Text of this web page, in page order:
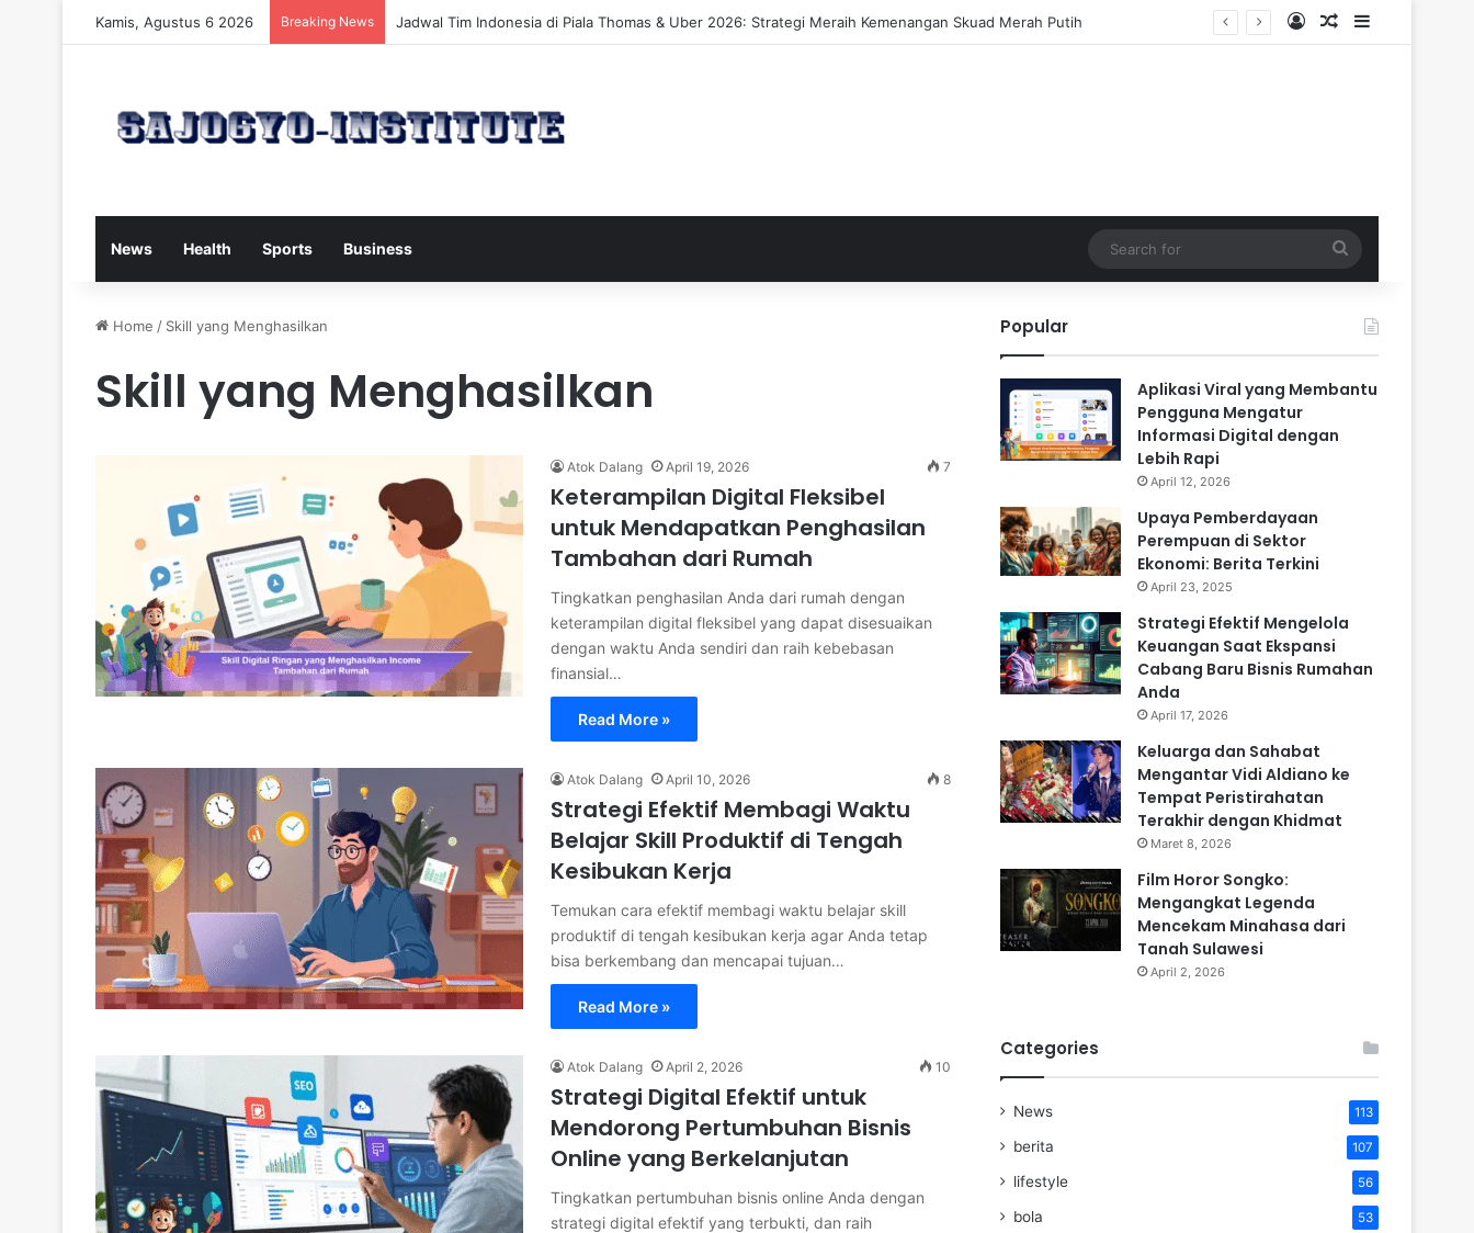
Kamis, Agustus 6 2026 Breaking News Ancol Rencanakan Perluasan Lahan 65 Hektar untuk Pengembangan Sektor Wisata Log InRandom Article
Sidebar
News Health Sports Business
for
Home / Skill yang Menghasilkan
Skill yang Menghasilkan
Atok Dalang April 19, 2026 7
Keterampilan Digital Fleksibel
untuk Mendapatkan Penghasilan
Tambahan dari Rumah
Tingkatkan penghasilan Anda dari rumah dengan
keterampilan digital fleksibel yang dapat disesuaikan
dengan waktu Anda sendiri dan raih kebebasan
finansial…
Read More »
Atok Dalang April 10, 2026 8
Strategi Efektif Membagi Waktu
Belajar Skill Produktif di Tengah
Kesibukan Kerja
Temukan cara efektif membagi waktu belajar skill
produktif di tengah kesibukan kerja agar Anda tetap
bisa berkembang dan mencapai tujuan…
Read More »
Atok Dalang April 2, 2026 10
Strategi Digital Efektif untuk
Mendorong Pertumbuhan Bisnis
Online yang Berkelanjutan
Tingkatkan pertumbuhan bisnis online Anda dengan
strategi digital efektif yang terbukti, dan raih
Popular
Aplikasi Viral yang Membantu
Pengguna Mengatur
Informasi Digital dengan
Lebih Rapi
April 12, 2026
Upaya Pemberdayaan
Perempuan di Sektor
Ekonomi: Berita Terkini
April 23, 2025
Strategi Efektif Mengelola
Keuangan Saat Ekspansi
Cabang Baru Bisnis Rumahan
Anda
April 17, 2026
Keluarga dan Sahabat
Mengantar Vidi Aldiano ke
Tempat Peristirahatan
Terakhir dengan Khidmat
Maret 8, 2026
Film Horor Songko:
Mengangkat Legenda
Mencekam Minahasa dari
Tanah Sulawesi
April 2, 2026
Categories
News 113
berita 107
lifestyle 56
bola 53